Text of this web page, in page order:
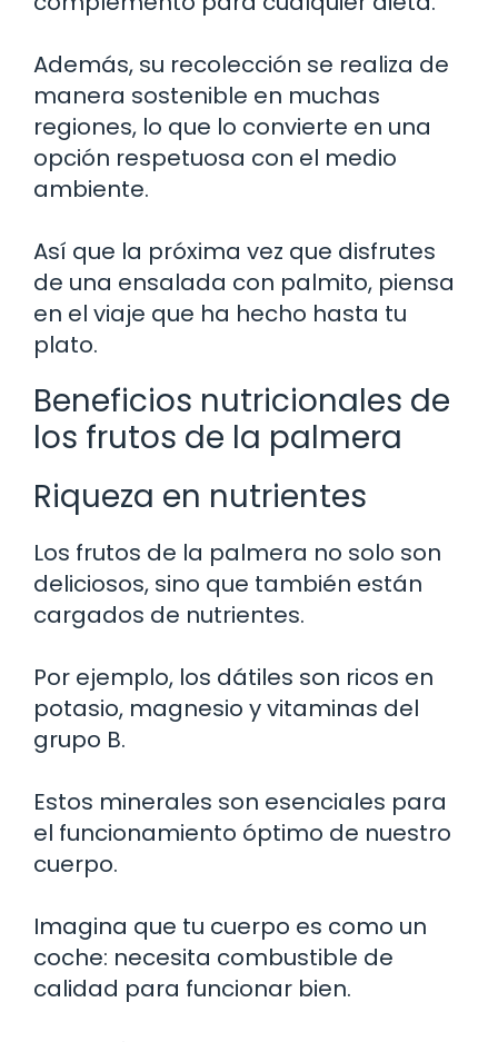
Además, su recolección se realiza de
manera sostenible en muchas
regiones, lo que lo convierte en una
opción respetuosa con el medio
ambiente.
Así que la próxima vez que disfrutes
de una ensalada con palmito, piensa
en el viaje que ha hecho hasta tu
plato.
Beneficios nutricionales de
los frutos de la palmera
Riqueza en nutrientes
Los frutos de la palmera no solo son
deliciosos, sino que también están
cargados de nutrientes.
Por ejemplo, los dátiles son ricos en
potasio, magnesio y vitaminas del
grupo B.
Estos minerales son esenciales para
el funcionamiento óptimo de nuestro
cuerpo.
Imagina que tu cuerpo es como un
coche: necesita combustible de
calidad para funcionar bien.